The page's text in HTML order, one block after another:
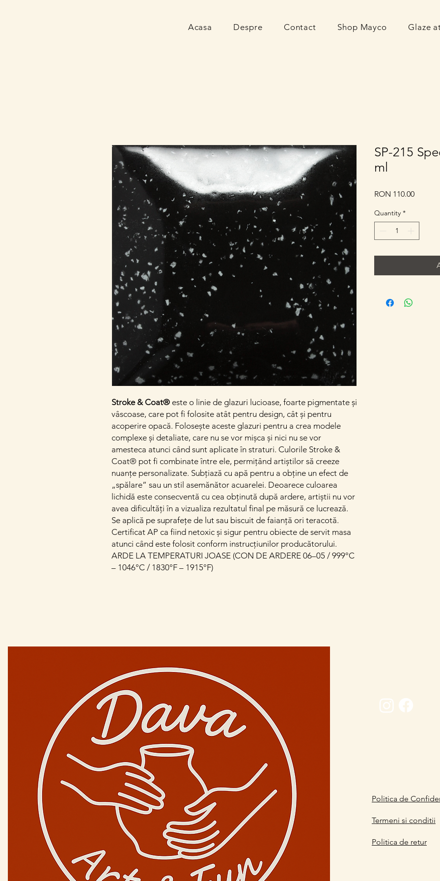
Acasa Despre Contact Shop Mayco Glaze
Stroke & Coat® este o linie de glazuri lucioase, foarte pigmentate și
vâscoase, care pot fi folosite atât pentru design, cât și pentru
acoperire opacă. Folosește aceste glazuri pentru a crea modele
complexe și detaliate, care nu se vor mișca și nici nu se vor
amesteca atunci când sunt aplicate în straturi. Culorile Stroke &
Coat® pot fi combinate între ele, permițând artiștilor să creeze
nuanțe personalizate. Subțiază cu apă pentru a obține un efect de
„spălare” sau un stil asemănător acuarelei. Deoarece culoarea
lichidă este consecventă cu cea obținută după ardere, artiștii nu vor
avea dificultăți în a vizualiza rezultatul final pe măsură ce lucrează.
Se aplică pe suprafețe de lut sau biscuit de faianță ori teracotă.
Certificat AP ca fiind netoxic și sigur pentru obiecte de servit masa
atunci când este folosit conform instrucțiunilor producătorului.
ARDE LA TEMPERATURI JOASE (CON DE ARDERE 06–05 / 999°C
– 1046°C / 1830°F – 1915°F)
SP-215
ml
RON 110.00Price
Quantity *
Politica de
Termeni si conditii
Politica de retur